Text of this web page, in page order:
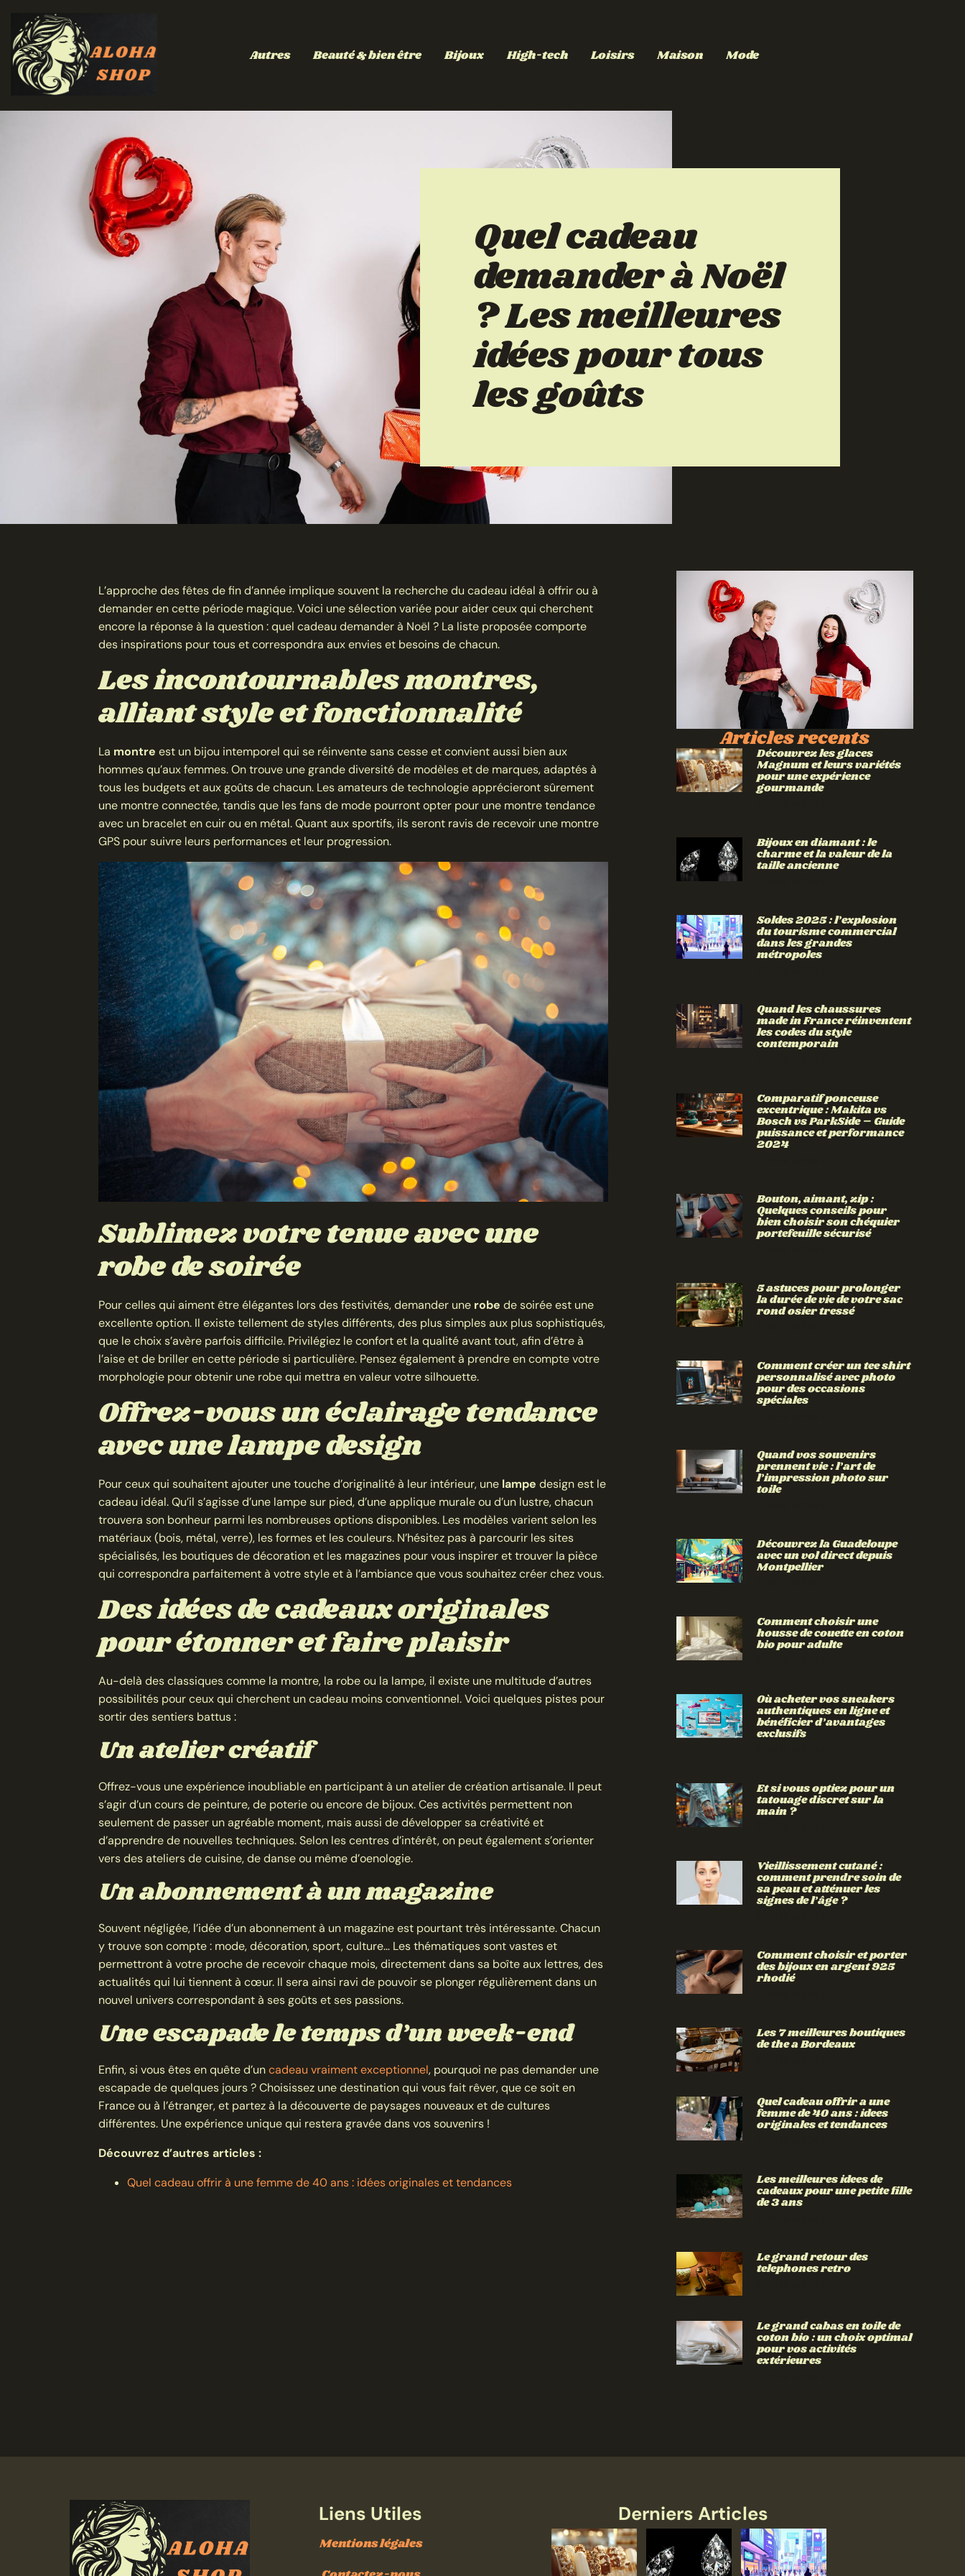
Autres Beauté & bien être Bijoux High-tech Loisirs Maison Mode
Quel cadeau
demander à Noël
? Les meilleures
idées pour tous
les goûts
L’approche des fêtes de fin d’année implique souvent la recherche du cadeau idéal à offrir ou à
demander en cette période magique. Voici une sélection variée pour aider ceux qui cherchent
encore la réponse à la question : quel cadeau demander à Noël ? La liste proposée comporte
des inspirations pour tous et correspondra aux envies et besoins de chacun.
Les incontournables montres,
alliant style et fonctionnalité
La montre est un bijou intemporel qui se réinvente sans cesse et convient aussi bien aux
hommes qu’aux femmes. On trouve une grande diversité de modèles et de marques, adaptés à
tous les budgets et aux goûts de chacun. Les amateurs de technologie apprécieront sûrement
une montre connectée, tandis que les fans de mode pourront opter pour une montre tendance
avec un bracelet en cuir ou en métal. Quant aux sportifs, ils seront ravis de recevoir une montre
GPS pour suivre leurs performances et leur progression.
Sublimez votre tenue avec une
robe de soirée
Pour celles qui aiment être élégantes lors des festivités, demander une robe de soirée est une
excellente option. Il existe tellement de styles différents, des plus simples aux plus sophistiqués,
que le choix s’avère parfois difficile. Privilégiez le confort et la qualité avant tout, afin d’être à
l’aise et de briller en cette période si particulière. Pensez également à prendre en compte votre
morphologie pour obtenir une robe qui mettra en valeur votre silhouette.
Offrez-vous un éclairage tendance
avec une lampe design
Pour ceux qui souhaitent ajouter une touche d’originalité à leur intérieur, une lampe design est le
cadeau idéal. Qu’il s’agisse d’une lampe sur pied, d’une applique murale ou d’un lustre, chacun
trouvera son bonheur parmi les nombreuses options disponibles. Les modèles varient selon les
matériaux (bois, métal, verre), les formes et les couleurs. N’hésitez pas à parcourir les sites
spécialisés, les boutiques de décoration et les magazines pour vous inspirer et trouver la pièce
qui correspondra parfaitement à votre style et à l’ambiance que vous souhaitez créer chez vous.
Des idées de cadeaux originales
pour étonner et faire plaisir
Au-delà des classiques comme la montre, la robe ou la lampe, il existe une multitude d’autres
possibilités pour ceux qui cherchent un cadeau moins conventionnel. Voici quelques pistes pour
sortir des sentiers battus :
Un atelier créatif
Offrez-vous une expérience inoubliable en participant à un atelier de création artisanale. Il peut
s’agir d’un cours de peinture, de poterie ou encore de bijoux. Ces activités permettent non
seulement de passer un agréable moment, mais aussi de développer sa créativité et
d’apprendre de nouvelles techniques. Selon les centres d’intérêt, on peut également s’orienter
vers des ateliers de cuisine, de danse ou même d’oenologie.
Un abonnement à un magazine
Souvent négligée, l’idée d’un abonnement à un magazine est pourtant très intéressante. Chacun
y trouve son compte : mode, décoration, sport, culture… Les thématiques sont vastes et
permettront à votre proche de recevoir chaque mois, directement dans sa boîte aux lettres, des
actualités qui lui tiennent à cœur. Il sera ainsi ravi de pouvoir se plonger régulièrement dans un
nouvel univers correspondant à ses goûts et ses passions.
Une escapade le temps d’un week-end
Enfin, si vous êtes en quête d’uncadeau vraiment exceptionnel, pourquoi ne pas demander une
escapade de quelques jours ? Choisissez une destination qui vous fait rêver, que ce soit en
France ou à l’étranger, et partez à la découverte de paysages nouveaux et de cultures
différentes. Une expérience unique qui restera gravée dans vos souvenirs !
Découvrez d’autres articles :
Quel cadeau offrir à une femme de 40 ans : idées originales et tendances
Articles recents
Découvrez les glaces
Magnum et leurs variétés
pour une expérience
gourmande
Bijoux en diamant : le
charme et la valeur de la
taille ancienne
Soldes 2025 : l’explosion
du tourisme commercial
dans les grandes
métropoles
Quand les chaussures
made in France réinventent
les codes du style
contemporain
Comparatif ponceuse
excentrique : Makita vs
Bosch vs ParkSide – Guide
puissance et performance
2024
Bouton, aimant, zip :
Quelques conseils pour
bien choisir son chéquier
portefeuille sécurisé
5 astuces pour prolonger
la durée de vie de votre sac
rond osier tressé
Comment créer un tee shirt
personnalisé avec photo
pour des occasions
spéciales
Quand vos souvenirs
prennent vie : l’art de
l’impression photo sur
toile
Découvrez la Guadeloupe
avec un vol direct depuis
Montpellier
Comment choisir une
housse de couette en coton
bio pour adulte
Où acheter vos sneakers
authentiques en ligne et
bénéficier d’avantages
exclusifs
Et si vous optiez pour un
tatouage discret sur la
main ?
Vieillissement cutané :
comment prendre soin de
sa peau et atténuer les
signes de l’âge ?
Comment choisir et porter
des bijoux en argent 925
rhodié
Les 7 meilleures boutiques
de the a Bordeaux
Quel cadeau offrir a une
femme de 40 ans : idees
originales et tendances
Les meilleures idees de
cadeaux pour une petite fille
de 3 ans
Le grand retour des
telephones retro
Le grand cabas en toile de
coton bio : un choix optimal
pour vos activités
extérieures
Liens Utiles
Mentions légales
Derniers Articles
la
Lire
la